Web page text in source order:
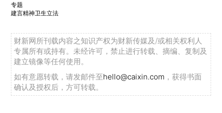
专题
建言精神卫生立法
财新网所刊载内容之知识产权为财新传媒及/或相关权利人
专属所有或持有。未经许可，禁止进行转载、摘编、复制及
建立镜像等任何使用。
如有意愿转载，请发邮件至hello@caixin.com ，获得书面
确认及授权后，方可转载。